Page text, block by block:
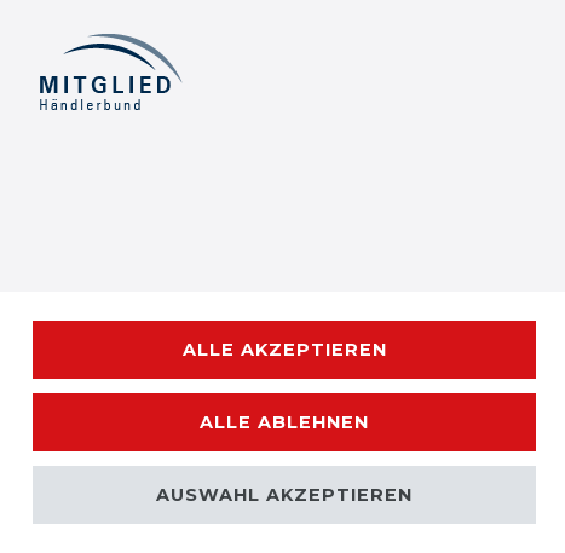
ALLE AKZEPTIEREN
ALLE ABLEHNEN
AUSWAHL AKZEPTIEREN